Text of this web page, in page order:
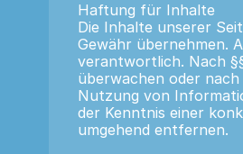
Haftung für Inhalte
Die Inhalte unserer
Gewähr übernehmen.
verantwortlich. Nach
überwachen oder
Nutzung von
der Kenntnis einer
umgehend entfernen.